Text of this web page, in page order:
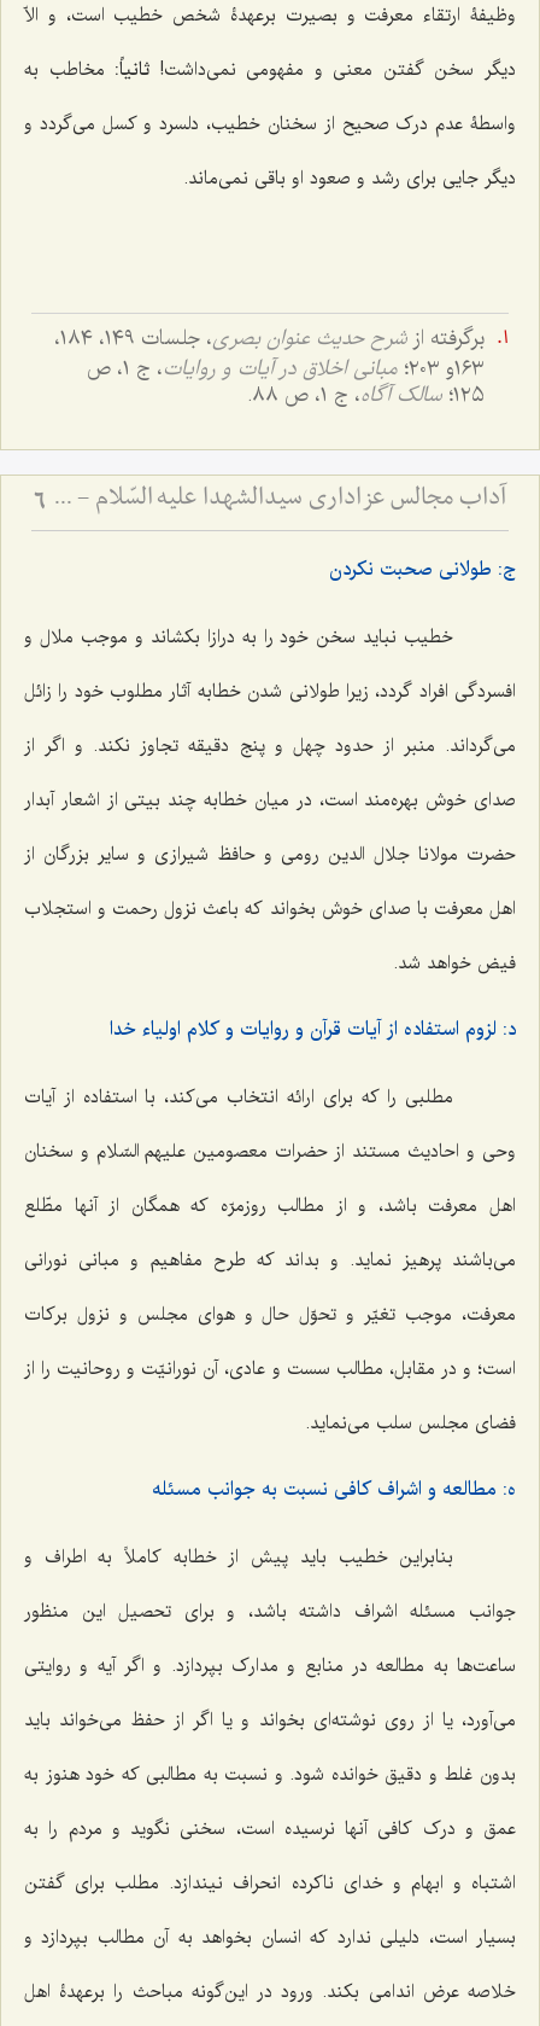
وظیفۀ ارتقاء معرفت و بصیرت برعهدۀ شخص خطیب است، و الاّ
دیگر سخن گفتن معنی و مفهومی نمی‌داشت! ثانیاً: مخاطب به
واسطۀ عدم درک صحیح از سخنان خطیب، دلسرد و کسل می‌گردد و
دیگر جایی برای رشد و صعود او باقی نمی‌ماند.
برگرفته از شرح حدیث عنوان بصری
، جلسات ١٤٩، ١٨٤،
١٦٣و ٢٠٣؛
مبانی اخلاق در آیات و روایات
، ج ١، ص
١٢٥؛ سالک آگاه، ج ١، ص ٨٨.
آداب مجالس عزاداری سیدالشهدا علیه السّلام - و دستورات بزرگان راجع به ماه‌های محرم و صفر 6
ج: طولانی صحبت نکردن
خطیب نباید سخن خود را به درازا بکشاند و موجب ملال و
افسردگی افراد گردد، زیرا طولانی شدن خطابه آثار مطلوب خود را زائل
می‌گرداند. منبر از حدود چهل و پنج دقیقه تجاوز نکند. و اگر از
صدای خوش بهره‌مند است، در میان خطابه چند بیتی از اشعار آبدار
حضرت مولانا جلال الدین رومی و حافظ شیرازی و سایر بزرگان از
اهل معرفت با صدای خوش بخواند که باعث نزول رحمت و استجلاب
فیض خواهد شد.
د: لزوم استفاده از آیات قرآن و روایات و کلام اولیاء خدا
مطلبی را که برای ارائه انتخاب می‌کند، با استفاده از آیات
وحی و احادیث مستند از حضرات معصومین علیهم السّلام و سخنان
اهل معرفت باشد، و از مطالب روزمرّه که همگان از آنها مطّلع
می‌باشند پرهیز نماید. و بداند که طرح مفاهیم و مبانی نورانی
معرفت، موجب تغیّر و تحوّل حال و هوای مجلس و نزول برکات
است؛ و در مقابل، مطالب سست و عادی، آن نورانیّت و روحانیت را از
فضای مجلس سلب می‌نماید.
ه: مطالعه و اشراف کافی نسبت به جوانب مسئله
بنابراین خطیب باید پیش از خطابه کاملاً به اطراف و
جوانب مسئله اشراف داشته باشد، و برای تحصیل این منظور
ساعت‌ها به مطالعه در منابع و مدارک بپردازد. و اگر آیه و روایتی
می‌آورد، یا از روی نوشته‌ای بخواند و یا اگر از حفظ می‌خواند باید
بدون غلط و دقیق خوانده شود. و نسبت به مطالبی که خود هنوز به
عمق و درک کافی آنها نرسیده است، سخنی نگوید و مردم را به
اشتباه و ابهام و خدای ناکرده انحراف نیندازد. مطلب برای گفتن
بسیار است، دلیلی ندارد که انسان بخواهد به آن مطالب بپردازد و
خلاصه عرض اندامی بکند. ورود در این‌گونه مباحث را برعهدۀ اهل